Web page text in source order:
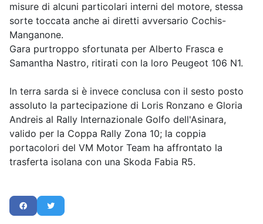
misure di alcuni particolari interni del motore, stessa
sorte toccata anche ai diretti avversario Cochis-
Manganone.
Gara purtroppo sfortunata per Alberto Frasca e
Samantha Nastro, ritirati con la loro Peugeot 106 N1.
In terra sarda si è invece conclusa con il sesto posto
assoluto la partecipazione di Loris Ronzano e Gloria
Andreis al Rally Internazionale Golfo dell'Asinara,
valido per la Coppa Rally Zona 10; la coppia
portacolori del VM Motor Team ha affrontato la
trasferta isolana con una Skoda Fabia R5.